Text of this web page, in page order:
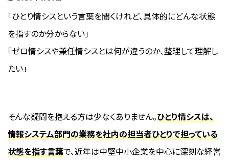
「ひとり情シスという言葉を聞くけれど、具体的にどんな状態
を指すのか分からない」
「ゼロ情シスや兼任情シスとは何が違うのか、整理して理解し
たい」
そんな疑問を抱える方は少なくありません。ひとり情シスは、
情報システム部門の業務を社内の担当者ひとりで担っている
状態を指す言葉で、近年は中堅中小企業を中心に深刻な経営